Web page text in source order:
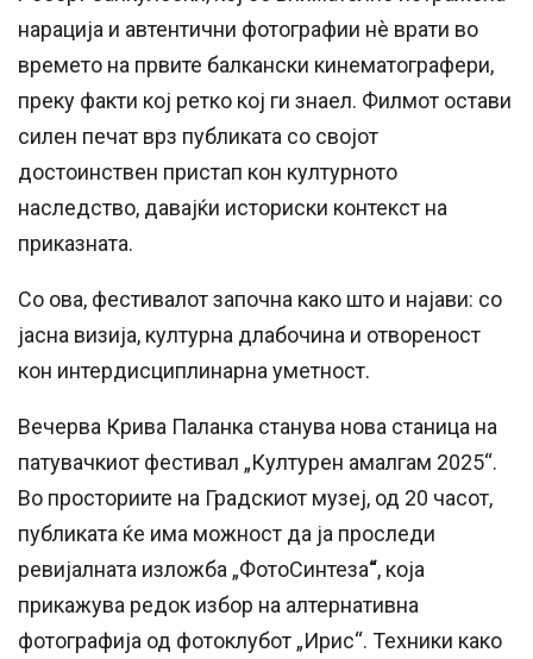
нарација и автентични фотографии нè врати во
времето на првите балкански кинематографери,
преку факти кој ретко кој ги знаел. Филмот остави
силен печат врз публиката со својот
достоинствен пристап кон културното
наследство, давајќи историски контекст на
приказната.
Со ова, фестивалот започна како што и најави: со
јасна визија, културна длабочина и отвореност
кон интердисциплинарна уметност.
Вечерва Крива Паланка станува нова станица на
патувачкиот фестивал „Културен амалгам 2025“.
Во просториите на Градскиот музеј, од 20 часот,
публиката ќе има можност да ја проследи
ревијалната изложба „ФотоСинтеза“, која
прикажува редок избор на алтернативна
фотографија од фотоклубот „Ирис“. Техники како